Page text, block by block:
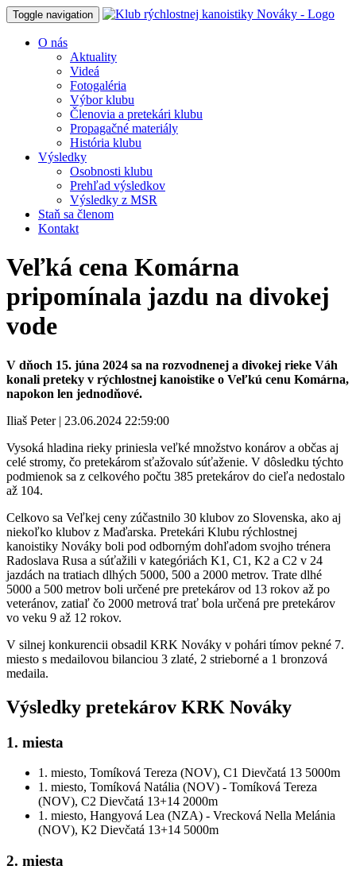
Toggle navigation
O nás
Aktuality
Videá
Fotogaléria
Výbor klubu
Členovia a pretekári klubu
Propagačné materiály
História klubu
Výsledky
Osobnosti klubu
Prehľad výsledkov
Výsledky z MSR
Staň sa členom
Kontakt
Veľká cena Komárna
pripomínala jazdu na divokej
vode
V dňoch 15. júna 2024 sa na rozvodnenej a divokej rieke Váh
konali preteky v rýchlostnej kanoistike o Veľkú cenu Komárna,
napokon len jednodňové.
Iliaš Peter | 23.06.2024 22:59:00
Vysoká hladina rieky priniesla veľké množstvo konárov a občas aj
celé stromy, čo pretekárom sťažovalo súťaženie. V dôsledku týchto
podmienok sa z celkového počtu 385 pretekárov do cieľa nedostalo
až 104.
Celkovo sa Veľkej ceny zúčastnilo 30 klubov zo Slovenska, ako aj
niekoľko klubov z Maďarska. Pretekári Klubu rýchlostnej
kanoistiky Nováky boli pod odborným dohľadom svojho trénera
Radoslava Rusa a súťažili v kategóriách K1, C1, K2 a C2 v 24
jazdách na tratiach dlhých 5000, 500 a 2000 metrov. Trate dlhé
5000 a 500 metrov boli určené pre pretekárov od 13 rokov až po
veteránov, zatiaľ čo 2000 metrová trať bola určená pre pretekárov
vo veku 9 až 12 rokov.
V silnej konkurencii obsadil KRK Nováky v pohári tímov pekné 7.
miesto s medailovou bilanciou 3 zlaté, 2 strieborné a 1 bronzová
medaila.
Výsledky pretekárov KRK Nováky
1. miesta
1. miesto, Tomíková Tereza (NOV), C1 Dievčatá 13 5000m
1. miesto, Tomíková Natália (NOV) - Tomíková Tereza
(NOV), C2 Dievčatá 13+14 2000m
1. miesto, Hangyová Lea (NZA) - Vrecková Nella Melánia
(NOV), K2 Dievčatá 13+14 5000m
2. miesta